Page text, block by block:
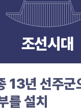
조선시대
13년 선주군
를 설치